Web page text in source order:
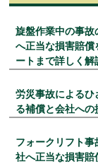
旋盤作業中の事故
へ正当な損害賠償
ートまで詳しく解
労災事故によるひ
る補償と会社への
フォークリフト
社へ正当な損害賠